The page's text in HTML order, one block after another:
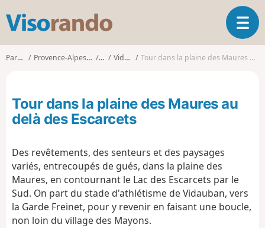
s
o
d
o
O
u
a
t
i
Parcours Provence-Alpes-Côte d'Azur Var Vidauban Tour dans la plaine des Maures au delà des Escarcets
Tour dans la plaine des Maures au
delà des Escarcets
Des revêtements, des senteurs et des paysages
variés, entrecoupés de gués, dans la plaine des
Maures, en contournant le Lac des Escarcets par le
Sud. On part du stade d'athlétisme de Vidauban, vers
la Garde Freinet, pour y revenir en faisant une boucle,
non loin du village des Mayons.